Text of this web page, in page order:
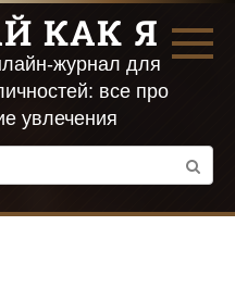
КАК Я
журнал для
все про
увлечения